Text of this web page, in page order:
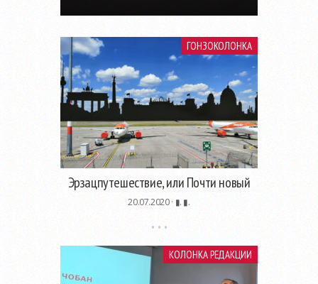
ГОНЗОКОЛОНКА
Эрзацпутешествие, или Почти новый
20.07.2020 · ▮. ▮.
КОЛОНКА РЕДАКЦИИ